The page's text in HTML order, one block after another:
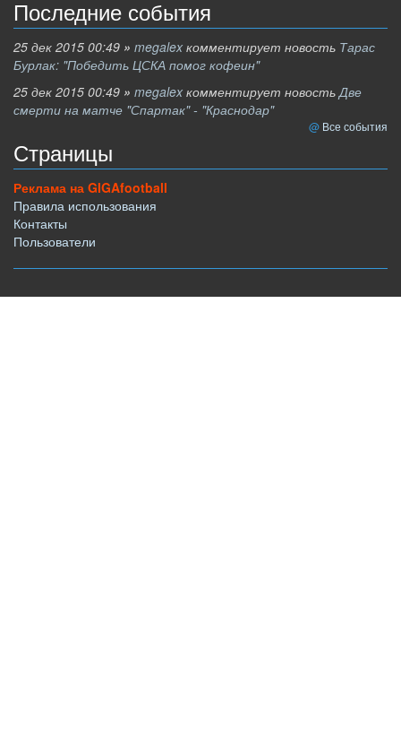
Последние события
25 дек 2015 00:49 » megalex комментирует новость Тарас
Бурлак: "Победить ЦСКА помог кофеин"
25 дек 2015 00:49 » megalex комментирует новостьДве
смерти на матче "Спартак" - "Краснодар"
Все события
Страницы
Реклама на GIGAfootball
Правила использования
Контакты
Пользователи